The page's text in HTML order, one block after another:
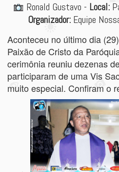
Ronald Gustavo - Local:
Organizador:Equipe
Aconteceu no último dia
Paixão de Cristo da
cerimônia reuniu dezenas
participaram de uma Vis
muito especial. Confiram o